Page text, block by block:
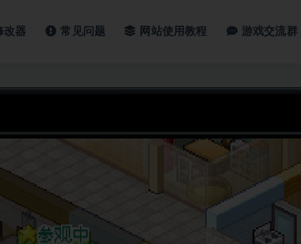
改器 常见问题 网站使用教程 游戏交流群